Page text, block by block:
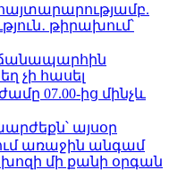
թիրախում՝
ճանապարհին
չի հասել
ժամը 07.00-ից մինչև
այսօր
առաջին անգամ
մի քանի օրգան